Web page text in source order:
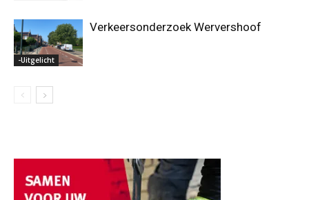
-Uitgelicht
Verkeersonderzoek Wervershoof